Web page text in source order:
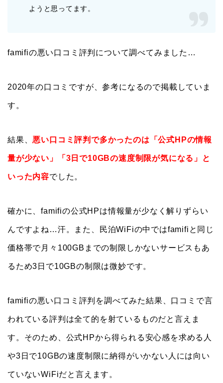
ようと思ってます。
famifiの悪い口コミ評判について調べてみました…
2020年の口コミですが、参考になるので掲載していま
す。
結果、 悪い口コミ評判で多かったのは「公式HPの情報
量が少ない」「3日で10GBの速度制限が気になる」と
いった内容でした。
確かに、famifiの公式HPは情報量が少なく解りずらい
んですよね…汗。また、民泊WiFiの中ではfamifiと同じ
価格帯で月々100GBまでの制限しかないサービスもあ
るため3日で10GBの制限は微妙です。
famifiの悪い口コミ評判を調べてみた結果、口コミで言
われている評判は全て的を射ているものだと言えま
す。そのため、公式HPから得られる安心感を求める人
や3日で10GBの速度制限に納得がいかない人には向い
ていないWiFiだと言えます。